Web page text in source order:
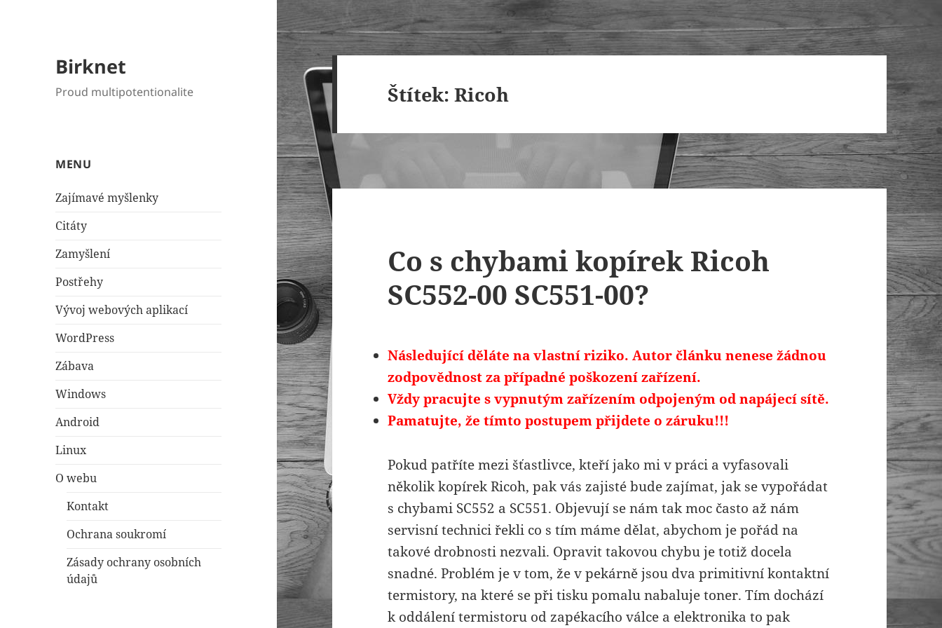
Birknet
Proud multipotentionalite
MENU
Zajímavé myšlenky
Citáty
Zamyšlení
Postřehy
Vývoj webových aplikací
WordPress
Zábava
Windows
Android
Linux
O webu
Kontakt
Ochrana soukromí
Zásady ochrany osobních
údajů
Štítek:Ricoh
Co s chybami kopírek Ricoh
SC552-00 SC551-00?
Následující děláte na vlastní riziko. Autor článku nenese žádnou
zodpovědnost za případné poškození zařízení.
Vždy pracujte s vypnutým zařízením odpojeným od napájecí sítě.
Pamatujte, že tímto postupem přijdete o záruku!!!
Pokud patříte mezi šťastlivce, kteří jako mi v práci a vyfasovali
několik kopírek Ricoh, pak vás zajisté bude zajímat, jak se vypořádat
s chybami SC552 a SC551. Objevují se nám tak moc často až nám
servisní technici řekli co s tím máme dělat, abychom je pořád na
takové drobnosti nezvali. Opravit takovou chybu je totiž docela
snadné. Problém je v tom, že v pekárně jsou dva primitivní kontaktní
termistory, na které se při tisku pomalu nabaluje toner. Tím dochází
k oddálení termistoru od zapékacího válce a elektronika to pak